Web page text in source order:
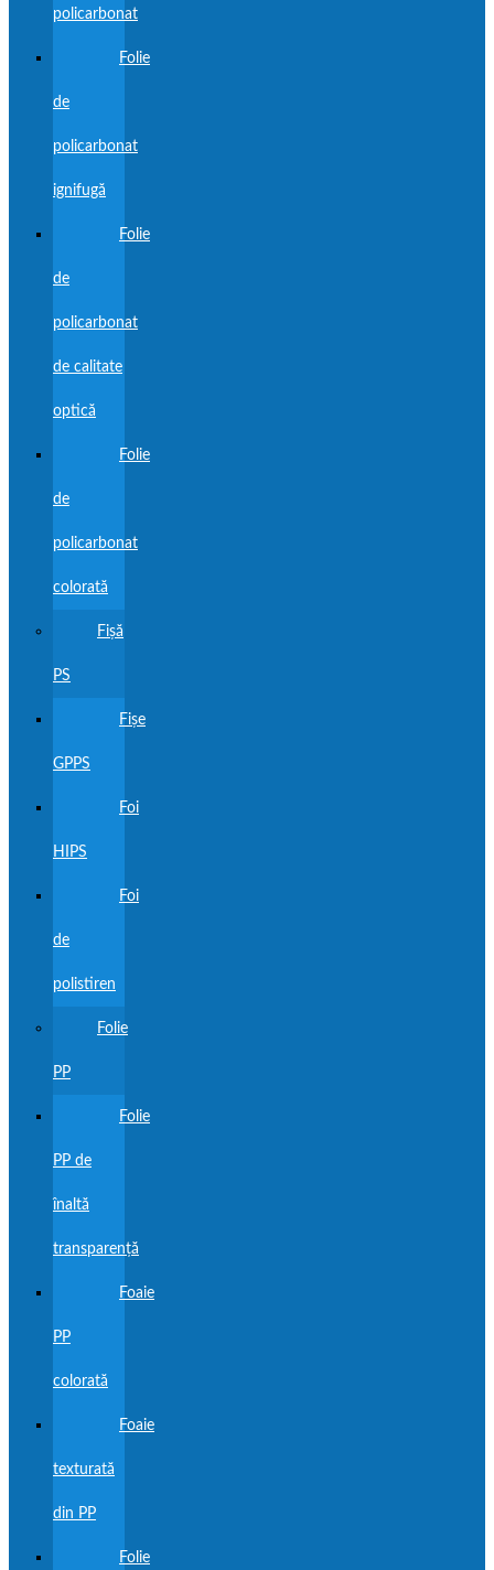
policarbonat
Folie
de
policarbonat
ignifugă
Folie
de
policarbonat
de calitate
optică
Folie
de
policarbonat
colorată
Fișă
PS
Fișe
GPPS
Foi
HIPS
Foi
de
polistiren
Folie
PP
Folie
PP de
înaltă
transparență
Foaie
PP
colorată
Foaie
texturată
din PP
Folie